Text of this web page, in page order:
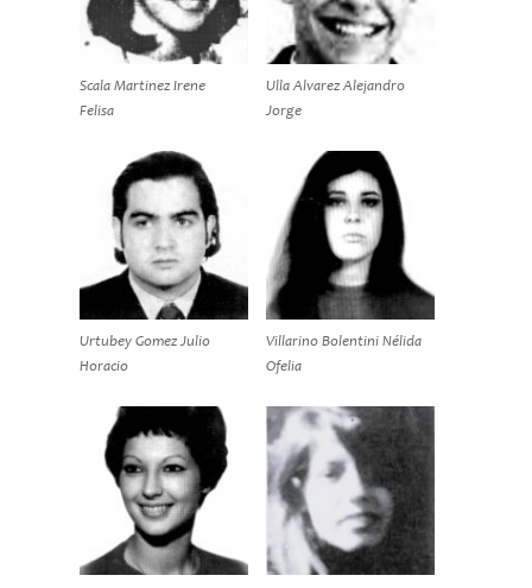
Scala Martinez Irene
Felisa
Ulla Alvarez Alejandro
Jorge
Urtubey Gomez Julio
Horacio
Villarino Bolentini Nélida
Ofelia